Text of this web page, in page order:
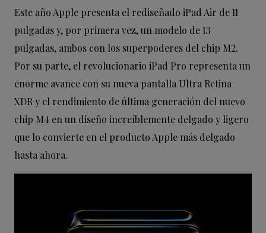
Este año Apple presenta el rediseñado iPad Air de 11
pulgadas y, por primera vez, un modelo de 13
pulgadas, ambos con los superpoderes del chip M2.
Por su parte, el revolucionario iPad Pro representa un
enorme avance con su nueva pantalla Ultra Retina
XDR y el rendimiento de última generación del nuevo
chip M4 en un diseño increíblemente delgado y ligero
que lo convierte en el producto Apple más delgado
hasta ahora.